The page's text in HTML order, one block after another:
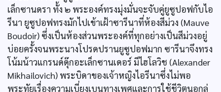
เล็กซานดรา ทั้ง ๒ พระองค์ทรงมุ่งมั่นจะจับคู่ยูซูปอฟกับไอ
รีนา ยูซูปอฟทรงมักไปเข้าเฝ้าซารีนาที่ห้องสีม่วง (Mauve
Boudoir) ซึ่งเป็นห้องส่วนพระองค์ที่ทุกอย่างเป็นสีม่วงอยู่
บ่อยครั้งจนพระนางโปรดปรานยูซูปอฟมาก ซารีนาจึงทรง
โน้มน้าวแกรนด์ดุ๊กอะเล็กซานเดอร์ มีไฮโลวิช (Alexander
Mikhailovich) พระบิดาของเจ้าหญิงไอรีนาซึ่งไม่พอ
พระทัยเรื่องความเบี่ยงเบนทางเพศและการใช้ชีวิตนอกลู่